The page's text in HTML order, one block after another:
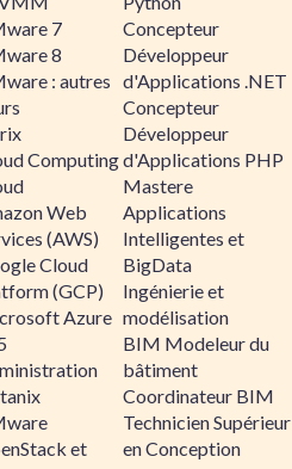
7
8
: autres
Computing
Web
(AWS)
Cloud
(GCP)
Azure
et
Concepteur
Développeur
d'Applications .NET
Concepteur
Développeur
d'Applications PHP
Mastere
Applications
Intelligentes et
BigData
Ingénierie et
modélisation
BIM Modeleur du
bâtiment
Coordinateur BIM
Technicien Supérieur
en Conception